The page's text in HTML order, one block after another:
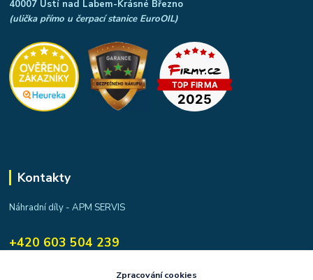
40007 Ústí nad Labem-Krásné Březno
(ulička přímo u čerpací stanice EuroOIL)
Kontakty
Náhradní díly - APM SERVIS
+420 603 504 239
apmservis@apmservis.czZpracování cookies